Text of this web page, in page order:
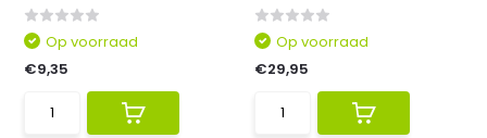
Op voorraad
€9,35
Op voorraad
€29,95